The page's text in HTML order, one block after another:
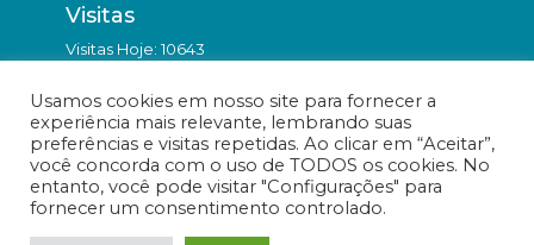
Visitas
Visitas Hoje: 10643
Usamos cookies em nosso site para fornecer a
experiência mais relevante, lembrando suas
preferências e visitas repetidas. Ao clicar em “Aceitar”,
você concorda com o uso de TODOS os cookies. No
entanto, você pode visitar "Configurações" para
fornecer um consentimento controlado.